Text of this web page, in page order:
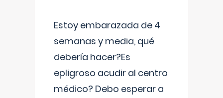
Estoy embarazada de 4
semanas y media, qué
debería hacer?Es
epligroso acudir al centro
médico? Debo esperar a